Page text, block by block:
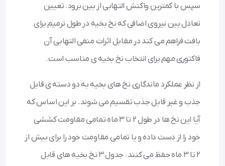
سپس با کمترین واکنش التهابی از بین برود. تعیین
تعادل بین نیروی اضافی که نخ بخیه در طول ترمیم برای
بافت فراهم می کند در مقابل اثرات منفی التهابی آن
فاکتوری مهم برای انتخاب نخ بخیه ی مناسب است.
از نظر عملکرد ماندگاری نخ های بخیه به دو دسته ی قابل
جذب و غیر قابل جذب تقسیم می شوند. بر این اساس که
آیا این نخ ها در طول ۲ تا ۳ ماه تمامی مقاومت کششی
خود را از دست داده و یا تمامی مقاومت خود را برای بیش از
۲ تا ۳ ماه حفظ می کنند. جدول ۳ نخ بخیه های قابل